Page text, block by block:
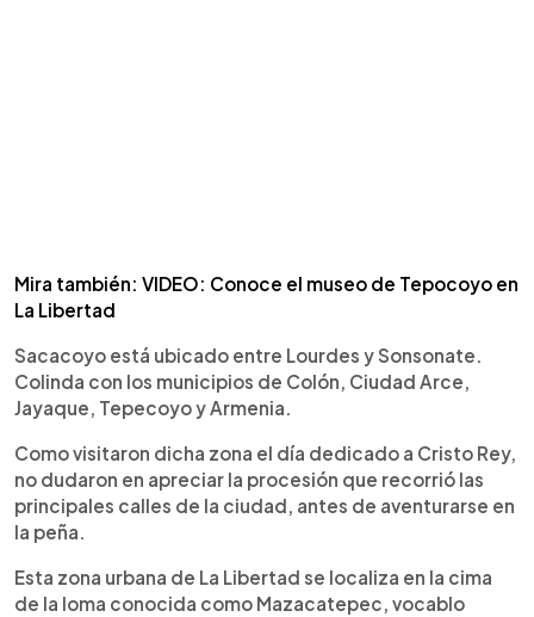
Mira también: VIDEO: Conoce el museo de Tepocoyo en
La Libertad
Sacacoyo está ubicado entre Lourdes y Sonsonate.
Colinda con los municipios de Colón, Ciudad Arce,
Jayaque, Tepecoyo y Armenia.
Como visitaron dicha zona el día dedicado a Cristo Rey,
no dudaron en apreciar la procesión que recorrió las
principales calles de la ciudad, antes de aventurarse en
la peña.
Esta zona urbana de La Libertad se localiza en la cima
de la loma conocida como Mazacatepec, vocablo